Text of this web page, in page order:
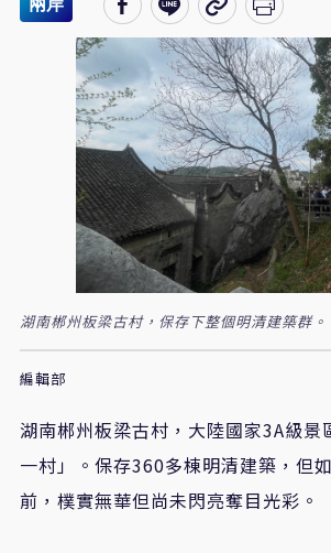
湖南郴州板梁古村，保存下整個明清建築群
編輯部
湖南郴州板梁古村，大陸國家3A級景
一村」。保存360多棟明清建築，但
前，樸實無華但尚未閃亮奪目光彩。